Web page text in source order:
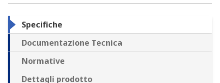
Specifiche
Documentazione Tecnica
Normative
Dettagli prodotto